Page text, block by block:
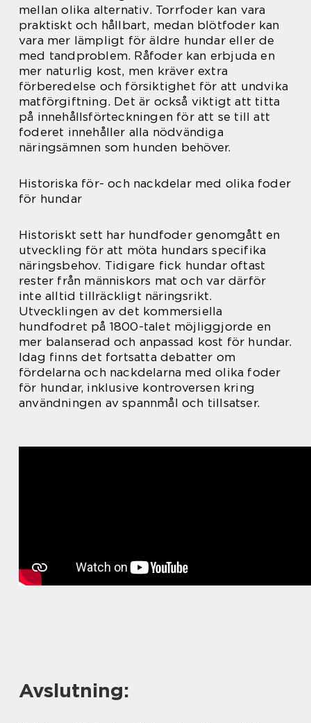
mellan olika alternativ. Torrfoder kan vara
praktiskt och hållbart, medan blötfoder kan
vara mer lämpligt för äldre hundar eller de
med tandproblem. Råfoder kan erbjuda en
mer naturlig kost, men kräver extra
förberedelse och försiktighet för att undvika
matförgiftning. Det är också viktigt att titta
på innehållsförteckningen för att se till att
foderet innehåller alla nödvändiga
näringsämnen som hunden behöver.
Historiska för- och nackdelar med olika foder
för hundar
Historiskt sett har hundfoder genomgått en
utveckling för att möta hundars specifika
näringsbehov. Tidigare fick hundar oftast
rester från människors mat och var därför
inte alltid tillräckligt näringsrikt.
Utvecklingen av det kommersiella
hundfodret på 1800-talet möjliggjorde en
mer balanserad och anpassad kost för hundar.
Idag finns det fortsatta debatter om
fördelarna och nackdelarna med olika foder
för hundar, inklusive kontroversen kring
användningen av spannmål och tillsatser.
Avslutning: